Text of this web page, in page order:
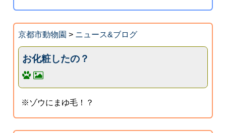
京都市動物園 > ニュース&ブログ
お化粧したの？
※ゾウにまゆ毛！？